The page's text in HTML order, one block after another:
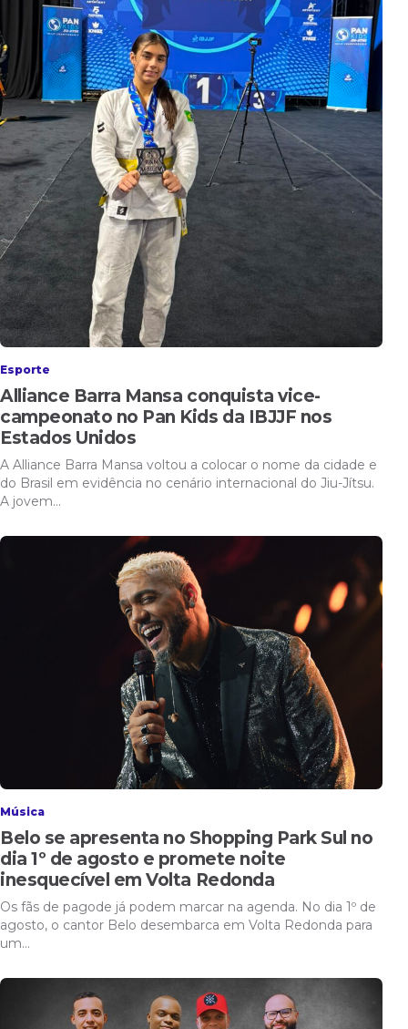
Esporte
Alliance Barra Mansa conquista vice-
campeonato no Pan Kids da IBJJF nos
Estados Unidos
A Alliance Barra Mansa voltou a colocar o nome da cidade e
do Brasil em evidência no cenário internacional do Jiu-Jítsu.
A jovem…
Música
Belo se apresenta no Shopping Park Sul no
dia 1º de agosto e promete noite
inesquecível em Volta Redonda
Os fãs de pagode já podem marcar na agenda. No dia 1º de
agosto, o cantor Belo desembarca em Volta Redonda para
um…